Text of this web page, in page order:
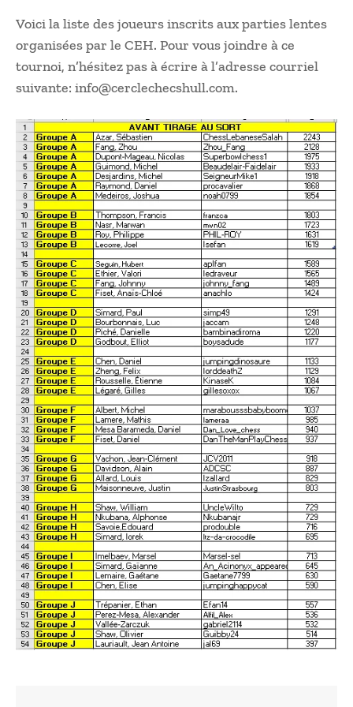
Voici la liste des joueurs inscrits aux parties lentes
organisées par le CEH. Pour vous joindre à ce
tournoi, n’hésitez pas à écrire à l’adresse courriel
suivante: info@cerclechecshull.com.